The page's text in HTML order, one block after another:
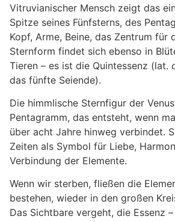
Vitruvianischer Mensch zeigt das
Spitze seines Fünfsterns, des
Kopf, Arme, Beine, das Zentrum für
Sternform findet sich ebenso in
Tieren – es ist die Quintessenz (lat.
das fünfte Seiende).
Die himmlische Sternfigur der
Pentagramm, das entsteht, wenn
über acht Jahre hinweg verbindet.
Zeiten als Symbol für Liebe,
Verbindung der Elemente.
Wenn wir sterben, fließen die
bestehen, wieder in den großen
Das Sichtbare vergeht, die Essenz